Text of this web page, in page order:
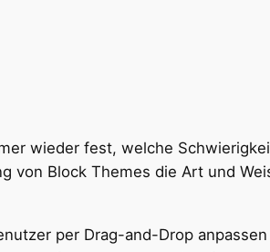
wieder fest, welche
von Block Themes die Art und
per Drag-and-Drop